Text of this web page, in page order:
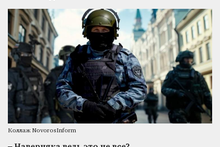
Коллаж NovorosInform